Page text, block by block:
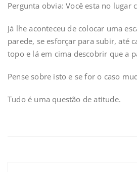
Pergunta obvia: Você esta no lugar
Já lhe aconteceu de colocar uma
parede, se esforçar para subir, até
topo e lá em cima descobrir que a
Pense sobre isto e se for o caso
Tudo é uma questão de atitude.